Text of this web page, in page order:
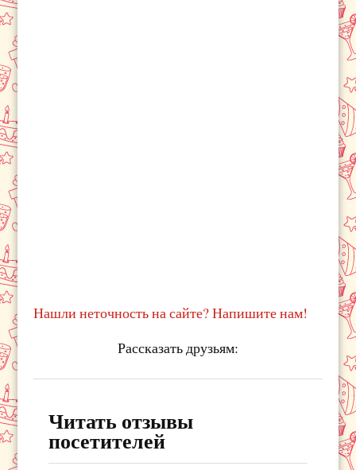
Нашли неточность на сайте? Напишите нам!
Рассказать друзьям:
Читать отзывы
посетителей